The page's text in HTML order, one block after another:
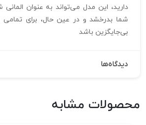
دارید، این مدل می‌تواند به عنوان
شما بدرخشد و در عین حال، برای
بی‌جایگزین باشد
دیدگاه‌ها
محصولات مشابه